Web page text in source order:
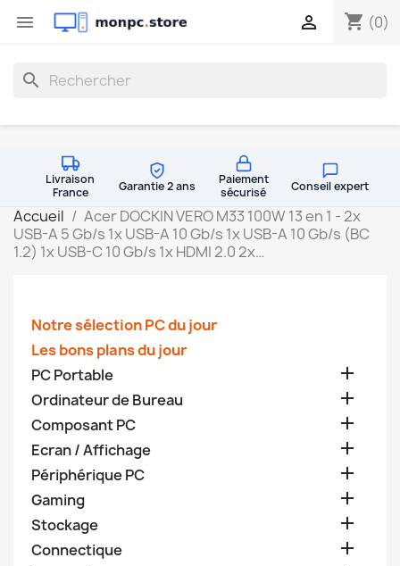
 shopping_cart (0)

search
Livraison
France
Garantie 2 ans
Paiement
sécurisé
Conseil expert
Accueil
Acer DOCKIN VERO M33 100W 13 en 1 - 2x
USB-A 5 Gb/s 1x USB-A 10 Gb/s 1x USB-A 10 Gb/s (BC
1.2) 1x USB-C 10 Gb/s 1x HDMI 2.0 2x…
Notre sélection PC du jour
Les bons plans du jour
PC Portable

Ordinateur de Bureau 
Composant PC 
Ecran / Affichage 
Périphérique PC 
Gaming 
Stockage 
Connectique 